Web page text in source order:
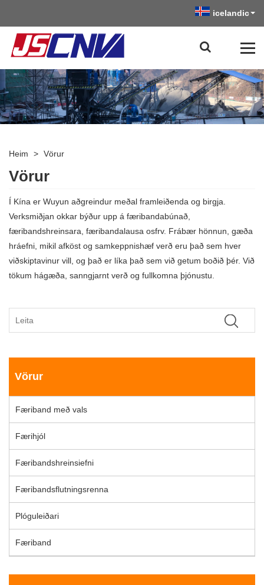
icelandic
Heim > Vörur
Vörur
Í Kína er Wuyun aðgreindur meðal framleiðenda og birgja.
Verksmiðjan okkar býður upp á færibandabúnað,
færibandshreinsara, færibandalausa osfrv. Frábær hönnun, gæða
hráefni, mikil afköst og samkeppnishæf verð eru það sem hver
viðskiptavinur vill, og það er líka það sem við getum boðið þér. Við
tökum hágæða, sanngjarnt verð og fullkomna þjónustu.
Vörur
Færiband með vals
Færihjól
Færibandshreinsiefni
Færibandsflutningsrenna
Plóguleiðari
Færiband